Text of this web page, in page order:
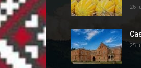
26
25